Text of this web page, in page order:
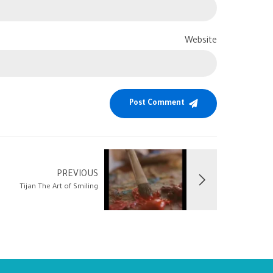
Website
Post Comment
PREVIOUS
Tijan The Art of Smiling